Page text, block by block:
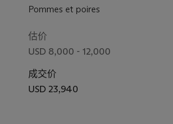
Pommes et poires
估价
USD 8,000 - 12,000
成交价
USD 23,940